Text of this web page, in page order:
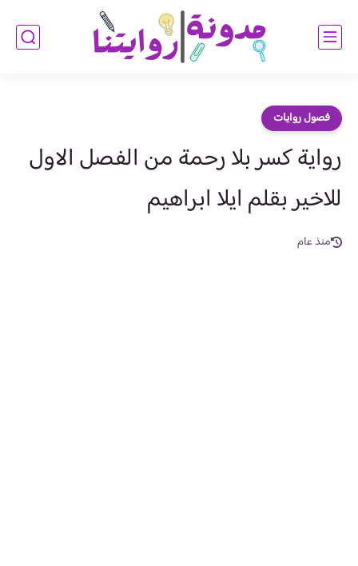
فصول روايات
رواية كسر بلا رحمة من الفصل الاول
للاخير بقلم ايلا ابراهيم
منذ عام